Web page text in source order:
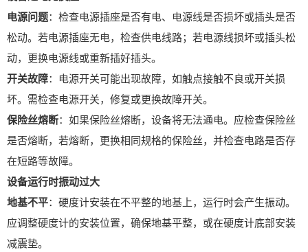
电源问题：检查电源插座是否有电、电源线是否损坏或插头是否
松动。若电源插座无电，检查供电线路；若电源线损坏或插头松
动，更换电源线或重新插好插头。
开关故障：电源开关可能出现故障，如触点接触不良或开关损
坏。需检查电源开关，修复或更换故障开关。
保险丝熔断：如果保险丝熔断，设备将无法通电。应检查保险丝
是否熔断，若熔断，更换相同规格的保险丝，并检查电路是否存
在短路等故障。
设备运行时振动过大
地基不平：硬度计安装在不平整的地基上，运行时会产生振动。
应调整硬度计的安装位置，确保地基平整，或在硬度计底部安装
减震垫。